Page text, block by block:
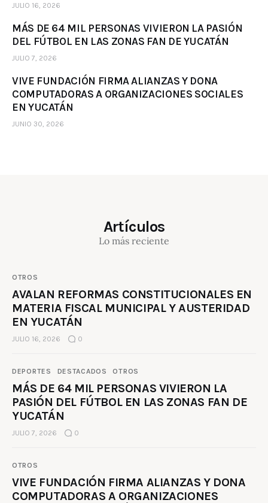
JULIO 16, 2026
MÁS DE 64 MIL PERSONAS VIVIERON LA PASIÓN
DEL FÚTBOL EN LAS ZONAS FAN DE YUCATÁN
JULIO 7, 2026
VIVE FUNDACIÓN FIRMA ALIANZAS Y DONA
COMPUTADORAS A ORGANIZACIONES SOCIALES
EN YUCATÁN
JUNIO 30, 2026
Artículos
Lo más reciente
OTROS
AVALAN REFORMAS CONSTITUCIONALES EN
MATERIA FISCAL MUNICIPAL Y AUSTERIDAD
EN YUCATÁN
JULIO 16, 2026 0
DEPORTES DESTACADOS OTROS
MÁS DE 64 MIL PERSONAS VIVIERON LA
PASIÓN DEL FÚTBOL EN LAS ZONAS FAN DE
YUCATÁN
JULIO 7, 2026 0
OTROS
VIVE FUNDACIÓN FIRMA ALIANZAS Y DONA
COMPUTADORAS A ORGANIZACIONES